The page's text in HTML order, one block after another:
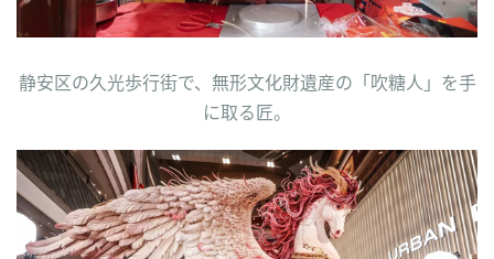
静安区の久光歩行街で、無形文化財遺産の「吹糖人」を手
に取る匠。